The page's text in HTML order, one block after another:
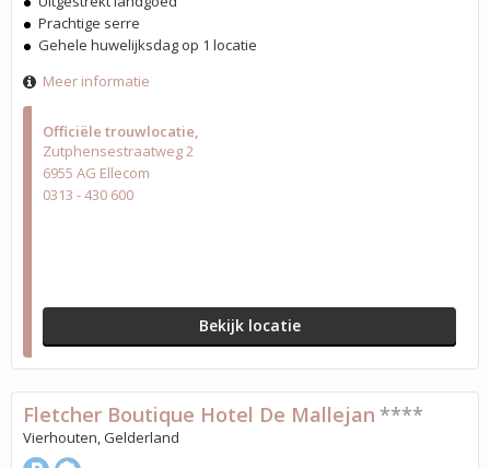
Officiële trouwlocatie
Zutphensestraatweg 2
6955 AG Ellecom
0313 - 430 600
Bekijk locatie
Prachtige serre
Gehele huwelijksdag op 1 locatie
Meer informatie
Fletcher Boutique Hotel De Mallejan ****
Vierhouten, Gelderland